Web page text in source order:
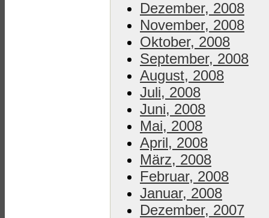
Dezember, 2008
November, 2008
Oktober, 2008
September, 2008
August, 2008
Juli, 2008
Juni, 2008
Mai, 2008
April, 2008
März, 2008
Februar, 2008
Januar, 2008
Dezember, 2007